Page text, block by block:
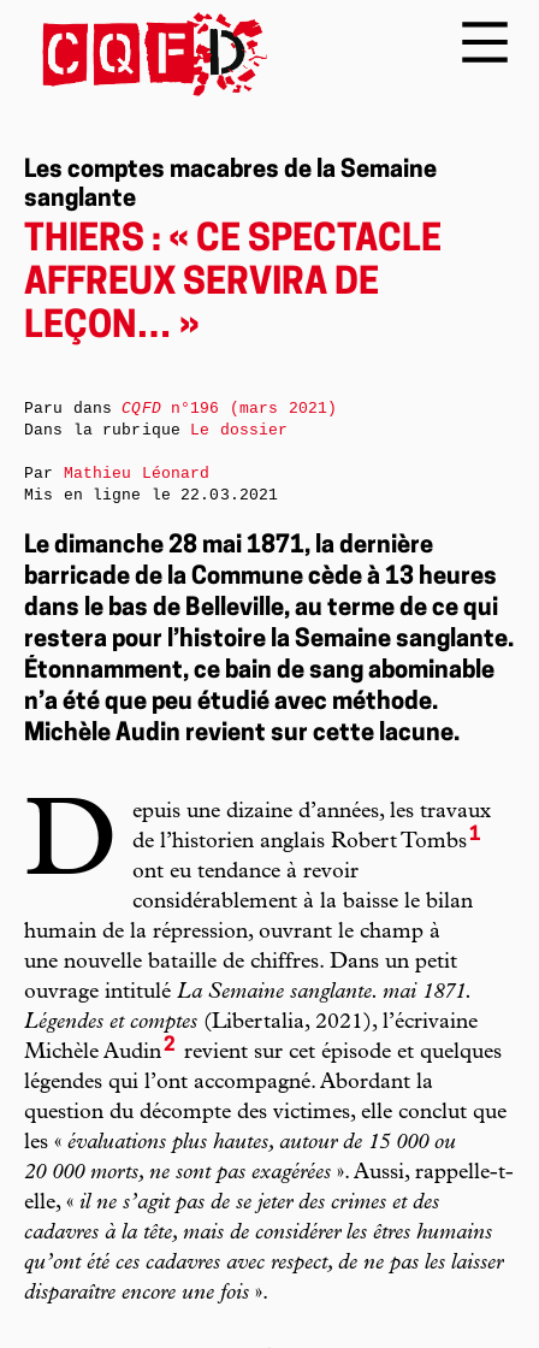
Les comptes macabres de la Semaine
sanglante
THIERS : « CE SPECTACLE
AFFREUX SERVIRA DE
LEÇON… »
Le dimanche 28 mai 1871, la dernière
barricade de la Commune cède à 13 heures
dans le bas de Belleville, au terme de ce qui
restera pour l’histoire la Semaine sanglante.
Étonnamment, ce bain de sang abominable
n’a été que peu étudié avec méthode.
Michèle Audin revient sur cette lacune.
D
epuis une dizaine d’années, les travaux
de l’historien anglais Robert Tombs1
ont eu tendance à revoir
considérablement à la baisse le bilan
humain de la répression, ouvrant le champ à
une nouvelle bataille de chiffres. Dans un petit
ouvrage intitulé La Semaine sanglante. mai 1871.
Légendes et comptes (Libertalia, 2021), l’écrivaine
Michèle Audin2 revient sur cet épisode et quelques
légendes qui l’ont accompagné. Abordant la
question du décompte des victimes, elle conclut que
les « évaluations plus hautes, autour de 15 000 ou
20 000 morts, ne sont pas exagérées ». Aussi, rappelle-t-
elle, « il ne s’agit pas de se jeter des crimes et des
cadavres à la tête, mais de considérer les êtres humains
qu’ont été ces cadavres avec respect, de ne pas les laisser
disparaître encore une fois ».
Paru dansCQFDn°196 (mars 2021)
Dans la rubrique Le dossier
Par Mathieu Léonard
Mis en ligne le 22.03.2021